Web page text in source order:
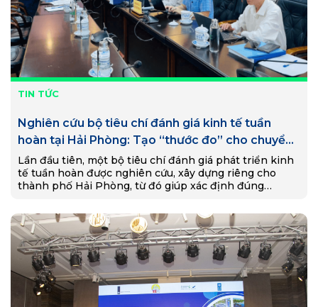
TIN TỨC
Nghiên cứu bộ tiêu chí đánh giá kinh tế tuần
hoàn tại Hải Phòng: Tạo “thước đo” cho chuyển
đổi xanh và phát triển bền vững
Lần đầu tiên, một bộ tiêu chí đánh giá phát triển kinh
tế tuần hoàn được nghiên cứu, xây dựng riêng cho
thành phố Hải Phòng, từ đó giúp xác định đúng